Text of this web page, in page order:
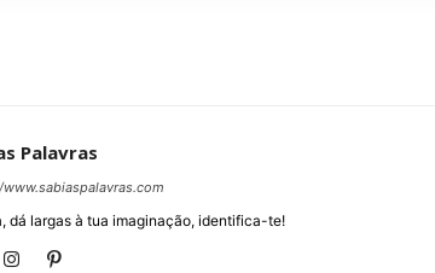
Palavras
dá largas à tua imaginação, identifica-te!